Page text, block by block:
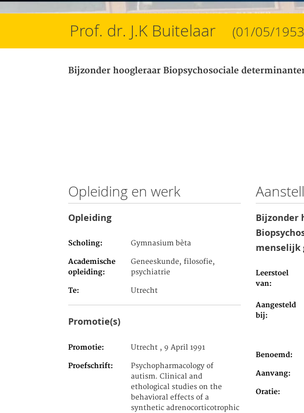
Prof. dr. J.K Buitelaar (01/05/
Bijzonder hoogleraar Biopsychosociale
Opleiding en werk
Opleiding
Scholing Gymnasium bèta
Academische
opleiding
Geneeskunde, filosofie,
psychiatrie
Te Utrecht
Promotie(s)
Promotie Utrecht , 9 April 1991
Proefschrift
Psychopharmacology of
autism. Clinical and
ethological studies on the
behavioral effects of a
synthetic adrenocorticotrophic
Bijzonder
menselijk
Leerstoel
van
Aangesteld
bij
Benoemd
Aanvang
Oratie